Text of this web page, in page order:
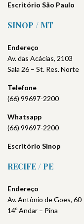
Escritório São Paulo
SINOP / MT
Endereço
Av. das Acácias, 2103
Sala 26 – St. Res. Norte
Telefone
(66) 99697-2200
Whatsapp
(66) 99697-2200
Escritório Sinop
RECIFE / PE
Endereço
Av. Antônio de Goes, 60
14º Andar – Pina